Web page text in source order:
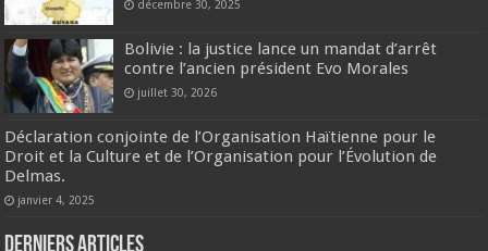
décembre 30, 2025
Bolivie : la justice lance un mandat d’arrêt
contre l’ancien président Evo Morales
juillet 30, 2026
Déclaration conjointe de l’Organisation Haïtienne pour le
Droit et la Culture et de l’Organisation pour l’Évolution de
Delmas.
janvier 4, 2025